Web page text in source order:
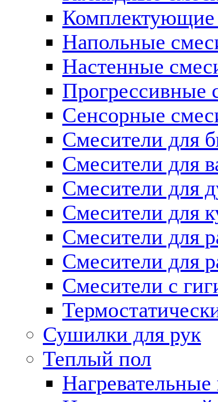
Комплектующие
Напольные
Настенные
Прогрессивные
Сенсорные
Смесители для
Смесители для
Смесители для
Смесители для
Смесители для
Смесители для
Смесители с
Сушилки для рук
Теплый пол